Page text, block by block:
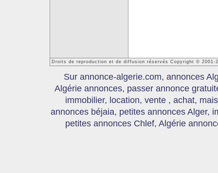
Droits de reproduction et de diffusion réservés Copyright © 2001-
Sur annonce-algerie.com, annonces
Algérie annonces, passer annonce
immobilier, location, vente , achat,
annonces béjaia, petites annonces Alger,
petites annonces Chlef, Algérie